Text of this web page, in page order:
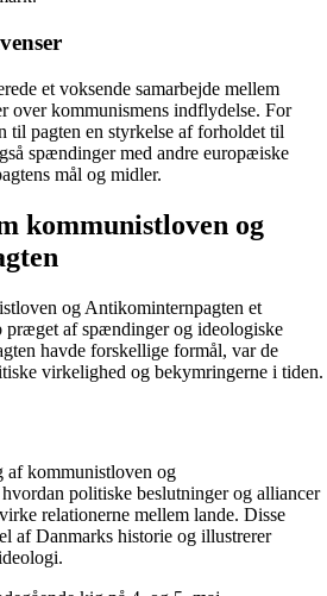
et voksende samarbejde mellem
over kommunismens indflydelse. For
til pagten en styrkelse af forholdet til
spændinger med andre europæiske
mål og midler.
kommunistloven og
og Antikominternpagten et
præget af spændinger og ideologiske
havde forskellige formål, var de
virkelighed og bekymringerne i tiden.
af kommunistloven og
politiske beslutninger og alliancer
relationerne mellem lande. Disse
af Danmarks historie og illustrerer